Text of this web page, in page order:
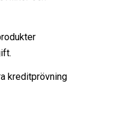
kreditprövning